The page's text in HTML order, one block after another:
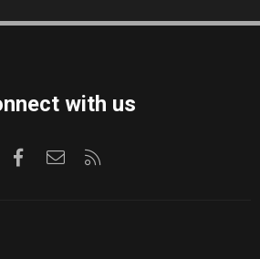
with us
FacebookKontaktirajte nas